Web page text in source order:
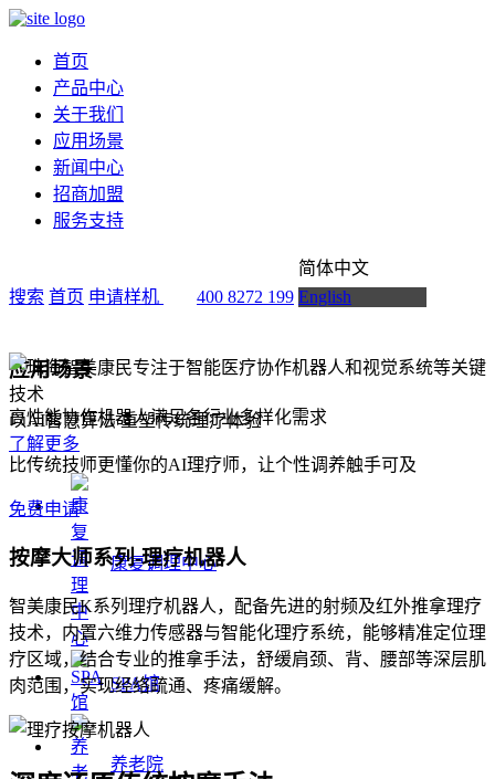
首页
产品中心
关于我们
应用场景
新闻中心
招商加盟
服务支持
搜索 首页 申请样机 400 8272 199
简体中文
English
应用场景
高性能协作机器人满足各行业多样化需求
了解更多
康复调理中心
SPA馆
养老院
以AI智慧算法 重塑传统理疗体验
比传统技师更懂你的AI理疗师，让个性调养触手可及
免费申请
按摩大师系列-理疗机器人
智美康民K系列理疗机器人，配备先进的射频及红外推拿理疗
技术，内置六维力传感器与智能化理疗系统，能够精准定位理
疗区域，结合专业的推拿手法，舒缓肩颈、背、腰部等深层肌
肉范围，实现经络疏通、疼痛缓解。